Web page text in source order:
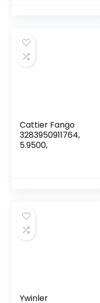
Cattier Fango
3283950911764,
5.9500,
Ywinler